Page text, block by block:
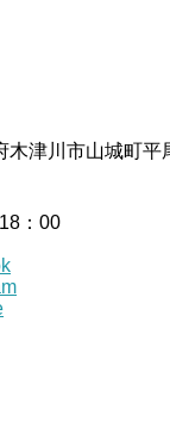
木津川市山城町平
：00